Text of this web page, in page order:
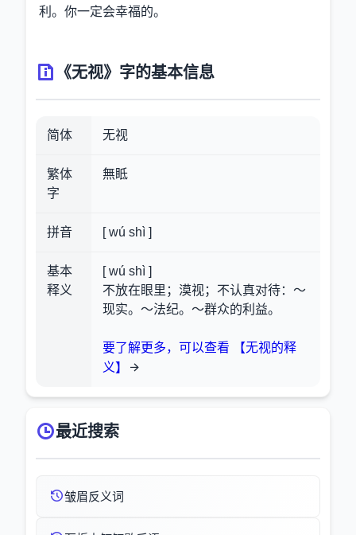
利。你一定会幸福的。
《无视》字的基本信息
简体 无视
繁体
字
無眡
拼音 [ wú shì ]
基本
释义
[ wú shì ]
不放在眼里；漠视；不认真对待：～
现实。～法纪。～群众的利益。
要了解更多，可以查看 【无视的释
义】
最近搜索
皱眉反义词